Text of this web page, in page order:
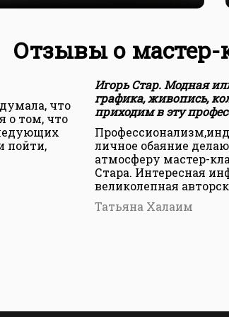
Отзывы о мастер-
что
о том, что
пойти,
Игорь Стар. Модная
графика, живопись,
приходим в эту
личное обаяние
атмосферу мастер-
Стара. Интересная
великолепная
Татьяна Халаим